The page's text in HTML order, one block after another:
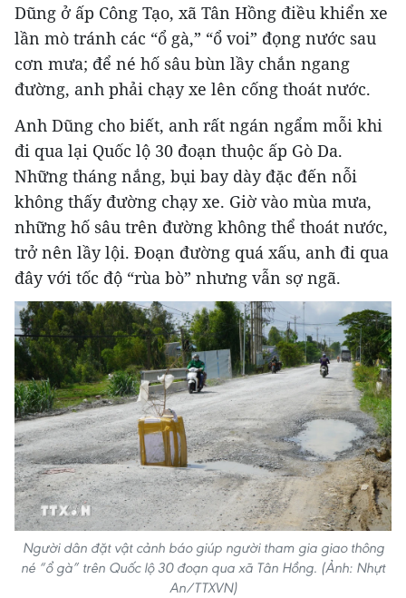
Dũng ở ấp Công Tạo, xã Tân Hồng điều khiển xe
lần mò tránh các “ổ gà,” “ổ voi” đọng nước sau
cơn mưa; để né hố sâu bùn lầy chắn ngang
đường, anh phải chạy xe lên cống thoát nước.
Anh Dũng cho biết, anh rất ngán ngẩm mỗi khi
đi qua lại Quốc lộ 30 đoạn thuộc ấp Gò Da.
Những tháng nắng, bụi bay dày đặc đến nỗi
không thấy đường chạy xe. Giờ vào mùa mưa,
những hố sâu trên đường không thể thoát nước,
trở nên lầy lội. Đoạn đường quá xấu, anh đi qua
đây với tốc độ “rùa bò” nhưng vẫn sợ ngã.
Người dân đặt vật cảnh báo giúp người tham gia giao thông
né “ổ gà” trên Quốc lộ 30 đoạn qua xã Tân Hồng. (Ảnh: Nhựt
An/TTXVN)